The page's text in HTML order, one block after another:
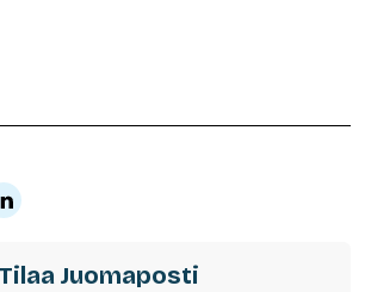
Tilaa Juomaposti